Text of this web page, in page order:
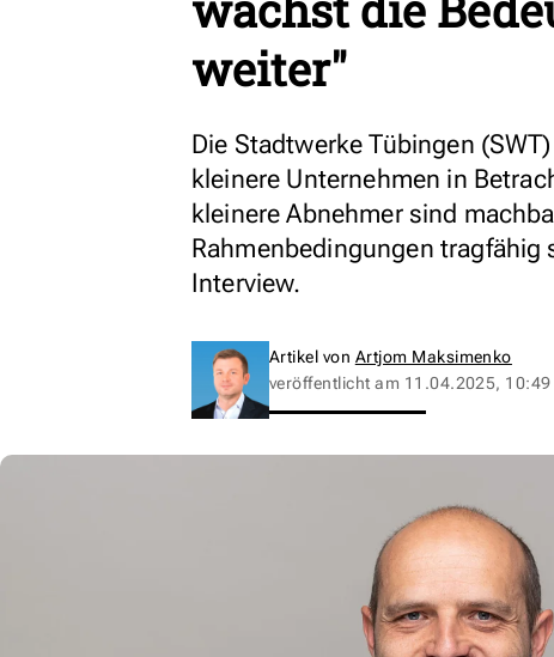
weiter"
Die Stadtwerke Tübingen
kleinere Unternehmen in
kleinere Abnehmer sind
Rahmenbedingungen tragfähig
Interview.
Artikel von Artjom Maksimenko
veröffentlicht am 11.04.2025, 10:49